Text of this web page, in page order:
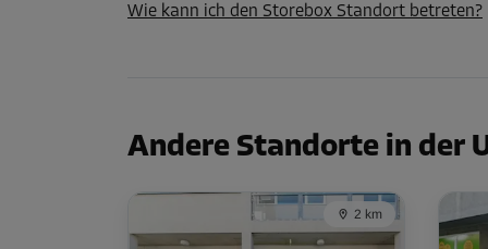
Abteil 20
Abteil 22
Wie kann ich den Storebox Standort betreten?
Andere Standorte in der
2 km